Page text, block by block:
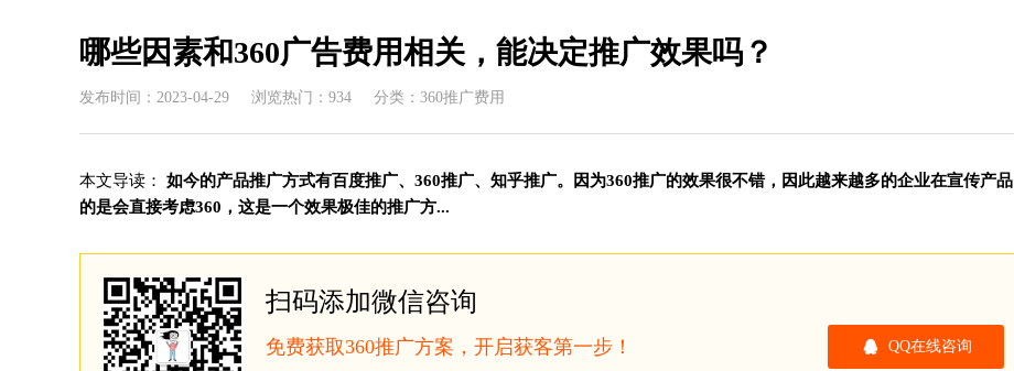
哪些因素和360广告费用相关，能决定推广效果吗？
发布时间：2023-04-29 浏览热门：934 分类：360推广费用
本文导读：
如今的产品推广方式有百度推广、360推广、知乎推广。因为360推广的效果很不错，因此越来越多的企业在宣传产品
的是会直接考虑360，这是一个效果极佳的推广方...
扫码添加微信咨询
免费获取360推广方案，开启获客第一步！ QQ在线咨询